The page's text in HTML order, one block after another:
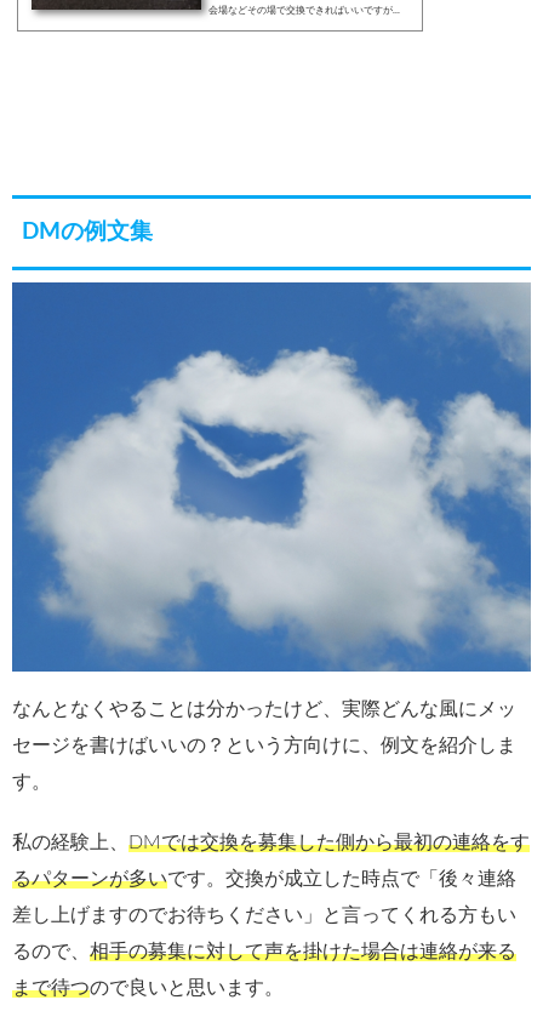
会場などその場で交換できればいいですが...
DMの例文集
なんとなくやることは分かったけど、実際どんな風にメッ
セージを書けばいいの？という方向けに、例文を紹介しま
す。
私の経験上、 DMでは交換を募集した側から最初の連絡をす
るパターンが多いです。交換が成立した時点で「後々連絡
差し上げますのでお待ちください」と言ってくれる方もい
るので、 相手の募集に対して声を掛けた場合は連絡が来る
まで待つので良いと思います。